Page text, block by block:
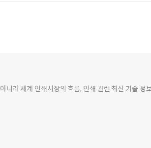
니라 세계 인쇄시장의 흐름, 인쇄 관련 최신 기술 정